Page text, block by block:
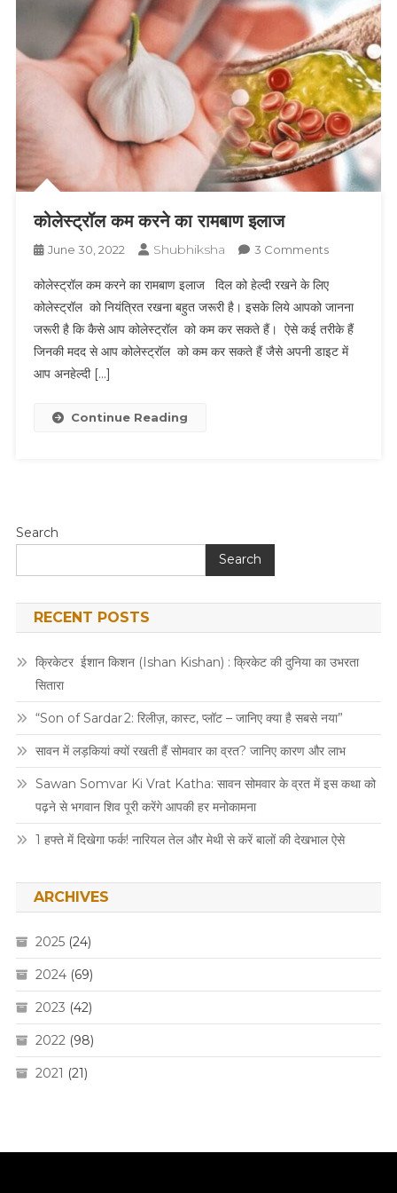
कोलेस्ट्रॉल कम करने का रामबाण इलाज
June 30, 2022 Shubhiksha 3 CommentsOn
कम
करने
का
रामबाण
कोलेस्ट्रॉल कम करने का रामबाण इलाज दिल को हेल्दी रखने के लिए
कोलेस्ट्रॉल को नियंत्रित रखना बहुत जरूरी है। इसके लिये आपको जानना
जरूरी है कि कैसे आप कोलेस्ट्रॉल को कम कर सकते हैं। ऐसे कई तरीके हैं
जिनकी मदद से आप कोलेस्ट्रॉल को कम कर सकते हैं जैसे अपनी डाइट में
आप अनहेल्दी […]
Continue Reading
Search
Search
RECENT POSTS
क्रिकेटर ईशान किशन (Ishan Kishan) : क्रिकेट की दुनिया का उभरता
सितारा
“Son of Sardar 2: रिलीज़, कास्ट, प्लॉट – जानिए क्या है सबसे नया”
सावन में लड़कियां क्यों रखती हैं सोमवार का व्रत? जानिए कारण और लाभ
Sawan Somvar Ki Vrat Katha: सावन सोमवार के व्रत में इस कथा को
पढ़ने से भगवान शिव पूरी करेंगे आपकी हर मनोकामना
1 हफ्ते में दिखेगा फर्क! नारियल तेल और मेथी से करें बालों की देखभाल ऐसे
ARCHIVES
2025(24)
2024(69)
2023 (42)
2022(98)
2021 (21)